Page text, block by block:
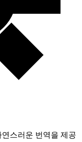
스러운 번역을 제공